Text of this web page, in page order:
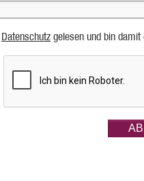
Datenschutz gelesen und bin